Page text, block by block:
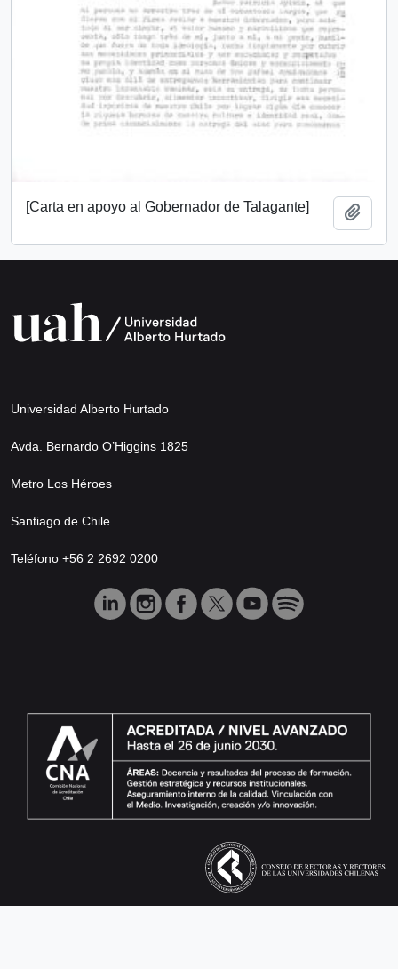
[Carta en apoyo al Gobernador de Talagante]
Universidad Alberto Hurtado
Avda. Bernardo O’Higgins 1825
Metro Los Héroes
Santiago de Chile
Teléfono +56 2 2692 0200